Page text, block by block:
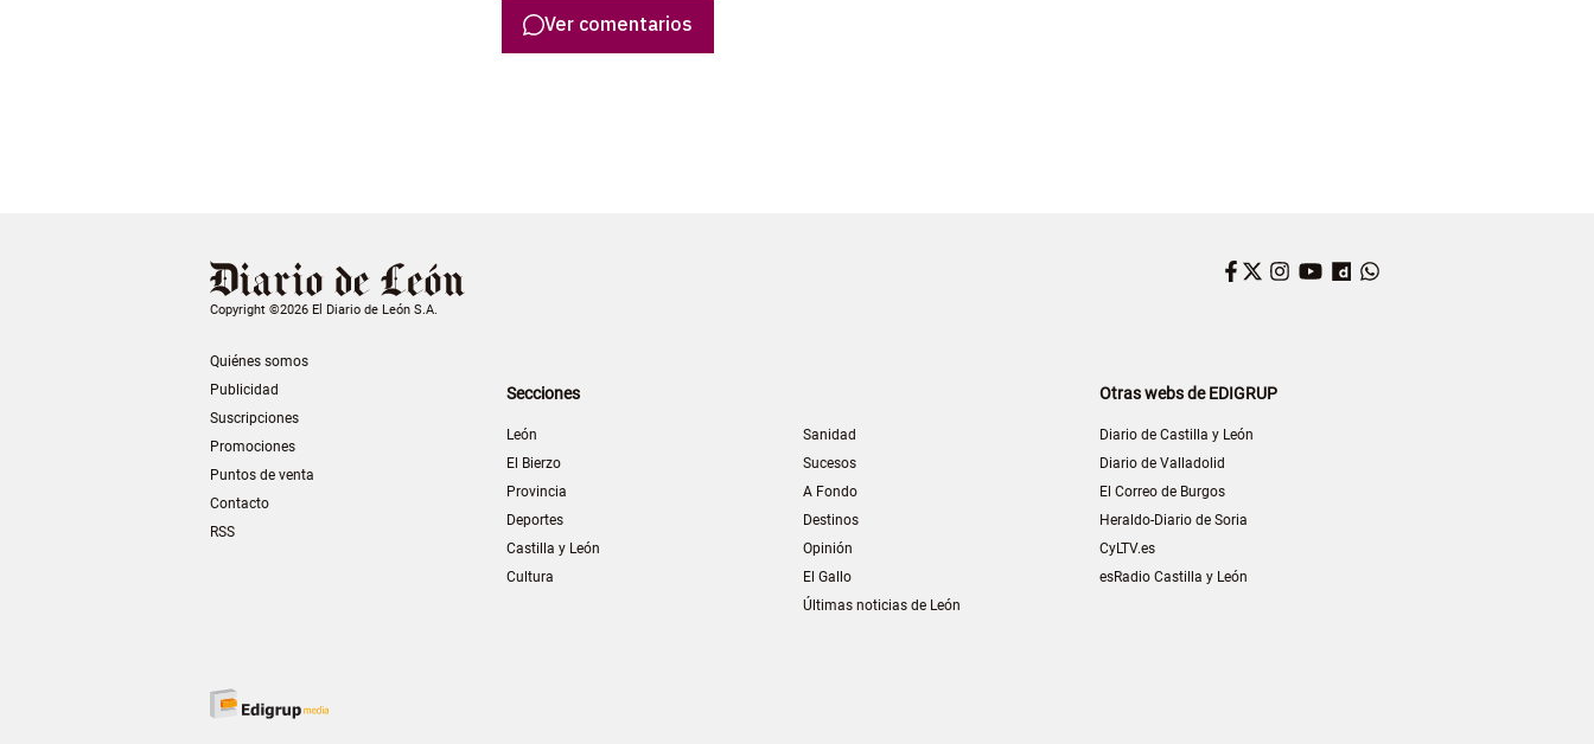
Ver comentarios
Copyright ©2026 El Diario de León S.A.
Quiénes somos
Publicidad
Suscripciones
Promociones
Puntos de venta
Contacto
RSS
Facebook
Twitter
Instagram
YouTube
Dailymotion
Secciones
León
El Bierzo
Provincia
Deportes
Castilla y León
Cultura
Sanidad
Sucesos
A Fondo
Destinos
Opinión
El Gallo
Últimas noticias de León
Otras webs de EDIGRUP
Diario de Castilla y León
Diario de Valladolid
El Correo de Burgos
Heraldo-Diario de Soria
CyLTV.es
esRadio Castilla y León